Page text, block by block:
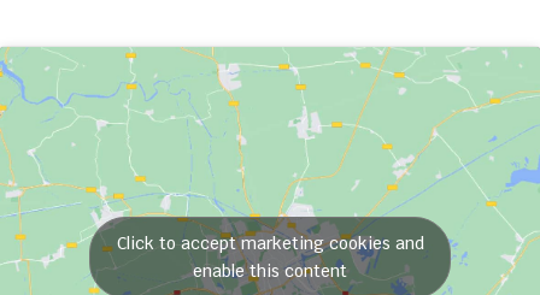
Click to accept marketing cookies and
enable this content